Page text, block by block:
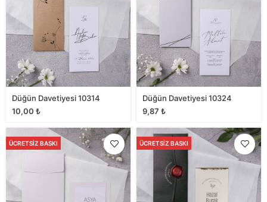
Düğün Davetiyesi 10314
10,00 ₺
Düğün Davetiyesi 10324
9,87 ₺
ÜCRETSIZ BASKI ÜCRETSIZ BASKI